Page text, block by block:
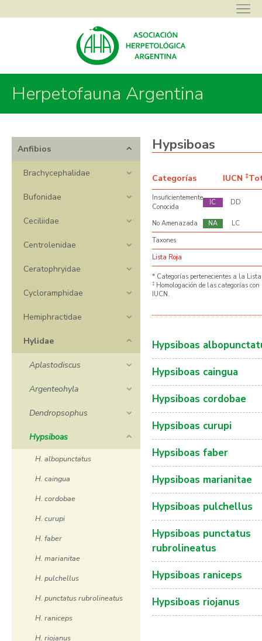
Asociación Herpetológica Argentina Herpetofauna Argentina
Anfibios> Hylidae> Hypsiboas
Herpetofauna Argentina
Anfibios
Brachycephalidae
Bufonidae
Ceciliidae
Centrolenidae
Ceratophryidae
Cycloramphidae
Hemiphractidae
Hylidae
Aplastodiscus
Argenteohyla
Dendropsophus
Hypsiboas
H. albopunctatus
H. caingua
H. cordobae
H. curupi
H. faber
H. marianitae
H. pulchellus
H. punctatus rubrolineatus
H. raniceps
H. riojanus
Hypsiboas
Categorías IUCN ‡
Insuficientemente
Conocida
IC DD
No Amenazada NA
LC
Taxones
Lista Roja
* Categorías pertenecientes a la
‡ Homologación de las categorías con
IUCN.
Hypsiboas
Hypsiboas caingua
Hypsiboas cordobae
Hypsiboas curupi
Hypsiboas faber
Hypsiboas marianitae
Hypsiboas pulchellus
Hypsiboas punctatus
rubrolineatus
Hypsiboas raniceps
Hypsiboas riojanus